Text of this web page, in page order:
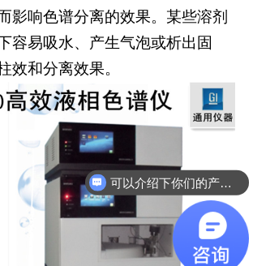
影响色谱分离的效果。某些溶剂
容易吸水、产生气泡或析出固
效和分离效果。
可以介绍下你们的产品么